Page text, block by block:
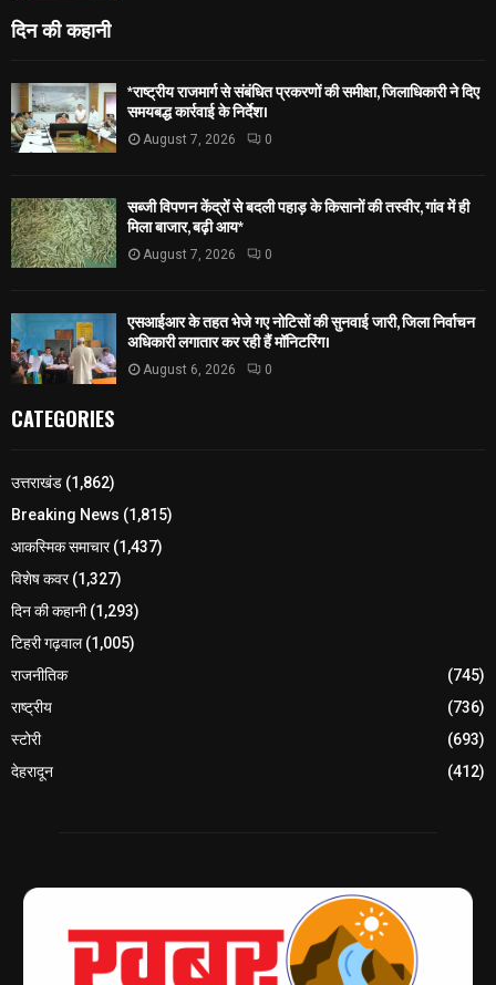
दिन की कहानी
*राष्ट्रीय राजमार्ग से संबंधित प्रकरणों की समीक्षा, जिलाधिकारी ने दिए
समयबद्ध कार्रवाई के निर्देश।
August 7, 2026 0
सब्जी विपणन केंद्रों से बदली पहाड़ के किसानों की तस्वीर, गांव में ही
मिला बाजार, बढ़ी आय*
August 7, 2026 0
एसआईआर के तहत भेजे गए नोटिसों की सुनवाई जारी, जिला निर्वाचन
अधिकारी लगातार कर रही हैं मॉनिटरिंग।
August 6, 2026 0
CATEGORIES
उत्तराखंड (1,862)
Breaking News (1,815)
आकस्मिक समाचार(1,437)
विशेष कवर(1,327)
दिन की कहानी(1,293)
टिहरी गढ़वाल(1,005)
राजनीतिक
(745)
राष्ट्रीय
(736)
स्टोरी
(693)
देहरादून
(412)